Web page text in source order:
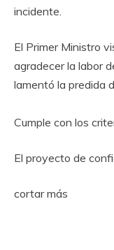
incidente.
El Primer Ministro
agradecer la labor
lamentó la predida
Cumple con los
El proyecto de
cortar más